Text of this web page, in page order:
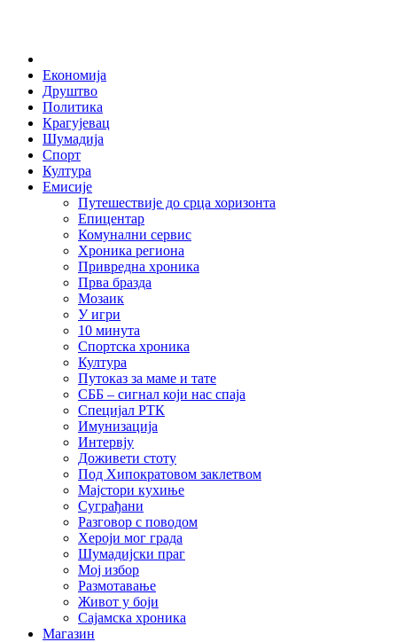
Економија
Друштво
Политика
Крагујевац
Шумадија
Спорт
Култура
Емисије
Путешествије до срца хоризонта
Епицентар
Комунални сервис
Хроника региона
Привредна хроника
Прва бразда
Мозаик
У игри
10 минута
Спортска хроника
Култура
Путоказ за маме и тате
СББ – сигнал који нас спаја
Специјал РТК
Имунизација
Интервју
Доживети стоту
Под Хипократовом заклетвом
Мајстори кухиње
Суграђани
Разговор с поводом
Хероји мог града
Шумадијски праг
Мој избор
Размотавање
Живот у боји
Сајамска хроника
Магазин